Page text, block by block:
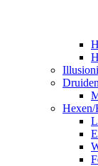
Druiden
Hexen/